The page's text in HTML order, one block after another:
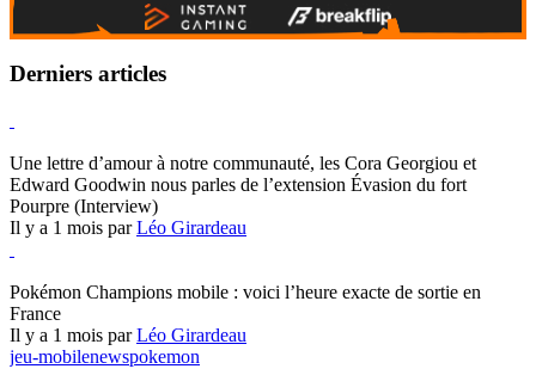
Derniers articles
Une lettre d’amour à notre communauté, les Cora Georgiou et
Edward Goodwin nous parles de l’extension Évasion du fort
Pourpre (Interview)
Il y a 1 mois parLéo Girardeau
Pokémon Champions mobile : voici l’heure exacte de sortie en
France
Il y a 1 mois parLéo Girardeau
jeu-mobilenewspokemon